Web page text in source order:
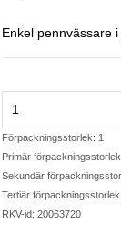
Enkel pennvässare
Förpackningsstorlek: 1
Primär
Sekundär
Tertiär
RKV-id: 20063720